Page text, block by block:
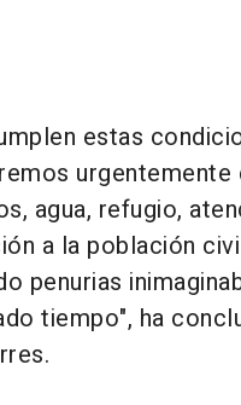
estas
urgentemente
agua, refugio,
a la población
penurias
tiempo", ha